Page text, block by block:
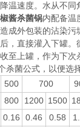
温速度。水从不同
酱杀菌锅内配备温
成外包装的沾染污
，直接灌入下罐
至上罐，作为下
杀菌公式，以便选
500 700
800 1200 1500
0.16 0.46 0.58